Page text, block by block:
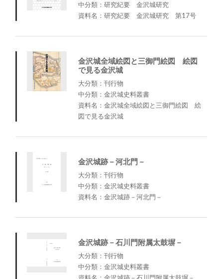
中分類：研究紀要 金沢城研究
資料名：研究紀要 金沢城研究 第17号
金沢城全域絵図と三御門絵図 絵図
で見る金沢城
大分類：刊行物
中分類：金沢城史料叢書
資料名：金沢城全域絵図と三御門絵図 絵
図で見る金沢城
金沢城跡－河北門－
大分類：刊行物
中分類：金沢城史料叢書
資料名：金沢城跡－河北門－
金沢城跡－石川門附属太鼓塀－
大分類：刊行物
中分類：金沢城史料叢書